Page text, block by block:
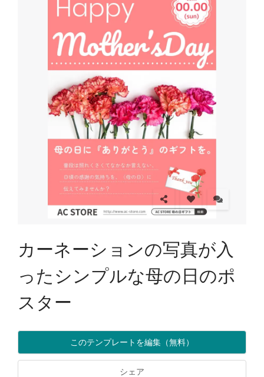
カーネーションの写真が入
ったシンプルな母の日のポ
スター
このテンプレートを編集（無料）
シェア